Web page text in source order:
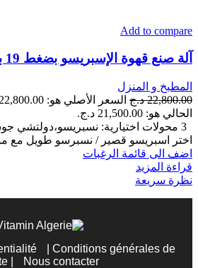
Add to compare
آلة صنع قهوة الإسبريسو بضغط 19 بار من سوناشي
المطبخ و المنزل
22,800.00 د.ج السعر الأصلي هو: 22,800.00 د.ج.
الحالي هو: 21,500.00 د.ج.
3 محولات اختيارية: نسبريسو،دولتشي
اختر اسبريسو قصير / نسبرسو طويل مع
اضف الى قائمة الرغبات
قراءة المزيد
نظرة سريعة
Conditions générales de
Nous contacter